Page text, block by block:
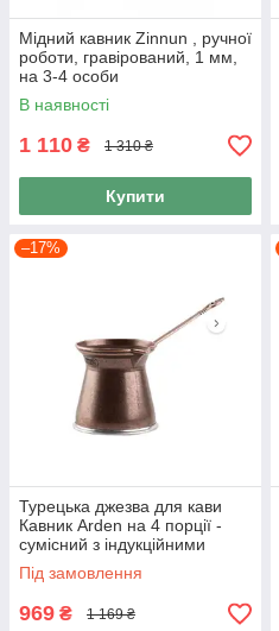
Мідний кавник Zinnun , ручної
роботи, гравірований, 1 мм,
на 3-4 особи
В наявності
1 110 ₴ 1 310 ₴
Купити
–17%
Турецька джезва для кави
Кавник Arden на 4 порції -
сумісний з індукційними
плитами, 170 мл
Під замовлення
969 ₴ 1 169 ₴